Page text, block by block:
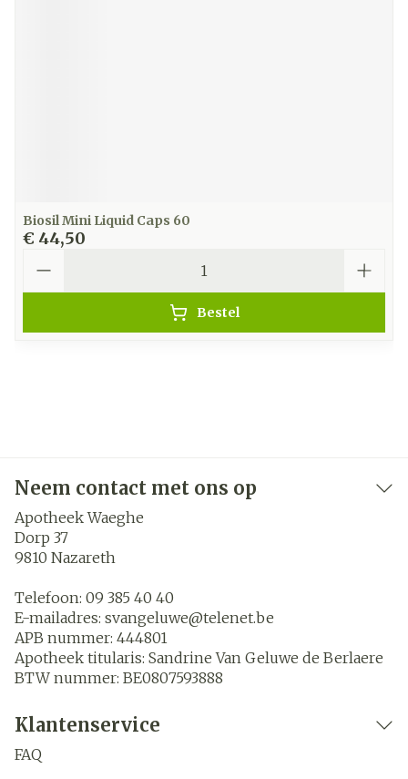
Biosil Mini Liquid Caps 60
€ 44,50
Bestel
Neem contact met ons op
Apotheek Waeghe
Dorp 37
9810 Nazareth
Telefoon: 09 385 40 40
E-mailadres: svangeluwe@telenet.be
APB nummer: 444801
Apotheek titularis: Sandrine Van Geluwe de Berlaere
BTW nummer: BE0807593888
Klantenservice
FAQ